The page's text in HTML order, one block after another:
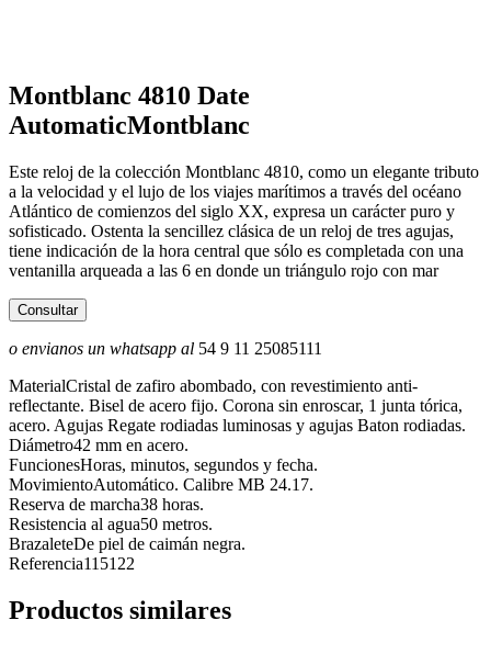
Montblanc 4810 Date
AutomaticMontblanc
Este reloj de la colección Montblanc 4810, como un elegante tributo
a la velocidad y el lujo de los viajes marítimos a través del océano
Atlántico de comienzos del siglo XX, expresa un carácter puro y
sofisticado. Ostenta la sencillez clásica de un reloj de tres agujas,
tiene indicación de la hora central que sólo es completada con una
ventanilla arqueada a las 6 en donde un triángulo rojo con mar
Consultar
o envianos un whatsapp al 54 9 11 25085111
MaterialCristal de zafiro abombado, con revestimiento anti-
reflectante. Bisel de acero fijo. Corona sin enroscar, 1 junta tórica,
acero. Agujas Regate rodiadas luminosas y agujas Baton rodiadas.
Diámetro42 mm en acero.
FuncionesHoras, minutos, segundos y fecha.
MovimientoAutomático. Calibre MB 24.17.
Reserva de marcha38 horas.
Resistencia al agua50 metros.
BrazaleteDe piel de caimán negra.
Referencia115122
Productos similares